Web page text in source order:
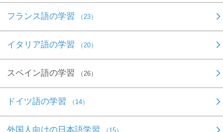
フランス語の学習 （23）
イタリア語の学習 （20）
スペイン語の学習 （26）
ドイツ語の学習 （14）
外国人向けの日本語学習 （15）